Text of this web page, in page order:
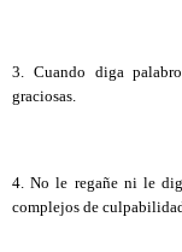
3. Cuando diga
graciosas.
4. No le regañe ni le
complejos de